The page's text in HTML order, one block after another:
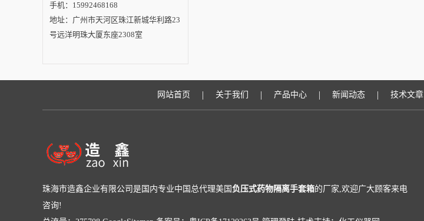
手机：15992468168
地址：广州市天河区珠江新城华利路23
号远洋明珠大厦东座2308室
网站首页 | 关于我们 | 产品中心 | 新闻动态 | 技术文章
珠海市造鑫企业有限公司是国内专业中国总代理美国 负压式药物隔离手套箱的厂家,欢迎广大顾客来电
咨询!